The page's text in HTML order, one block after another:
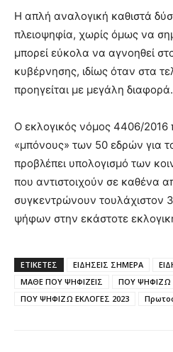
Η απλή αναλογική καθιστά
πλειοψηφία, χωρίς όμως να
μπορεί εύκολα να αγνοηθεί
κυβέρνησης, ιδίως όταν στα
προηγείται με μεγάλη διαφορά.
Ο εκλογικός νόμος 4406/2016
«μπόνους» των 50 εδρών για
προβλέπει υπολογισμό των
που αντιστοιχούν σε καθένα
συγκεντρώνουν τουλάχιστον
ψήφων στην εκάστοτε
ΕΤΙΚΈΤΕΣ ΕΙΔΗΣΕΙΣ ΣΗΜΕΡΑ
ΜΑΘΕ ΠΟΥ ΨΗΦΙΖΕΙΣ
ΠΟΥ ΨΗΦΙΖΩ
ΠΟΥ ΨΗΦΙΖΩ ΕΚΛΟΓΕΣ 2023